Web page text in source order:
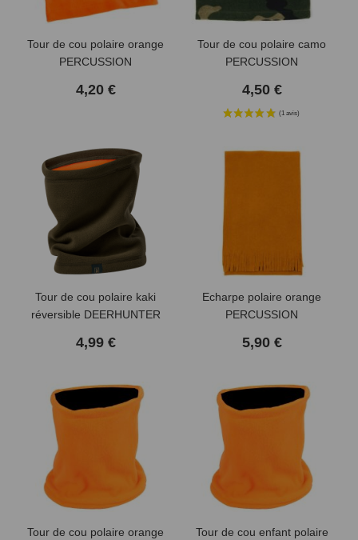
Tour de cou polaire orange
PERCUSSION
4,20 €
Tour de cou polaire camo
PERCUSSION
4,50 €
Tour de cou polaire kaki
réversible DEERHUNTER
4,99 €
Echarpe polaire orange
PERCUSSION
5,90 €
Tour de cou polaire orange
Tour de cou enfant polaire